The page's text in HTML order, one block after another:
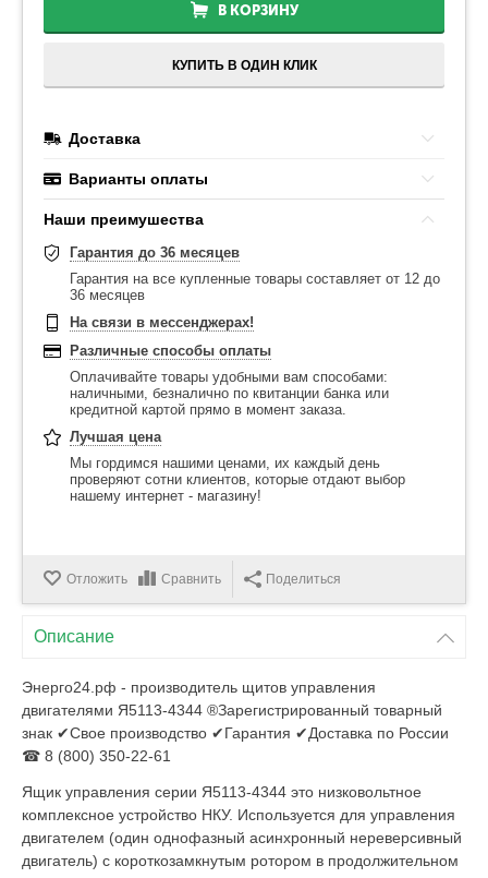
В КОРЗИНУ
КУПИТЬ В ОДИН КЛИК
Доставка
Варианты оплаты
Наши преимушества
Гарантия до 36 месяцев
Гарантия на все купленные товары составляет от 12 до
36 месяцев
На связи в мессенджерах!
Различные способы оплаты
Оплачивайте товары удобными вам способами:
наличными, безналично по квитанции банка или
кредитной картой прямо в момент заказа.
Лучшая цена
Мы гордимся нашими ценами, их каждый день
проверяют сотни клиентов, которые отдают выбор
нашему интернет - магазину!
Отложить Сравнить Поделиться
Описание
Энерго24.рф - производитель щитов управления
двигателями Я5113-4344 ®Зарегистрированный товарный
знак ✔Свое производство ✔Гарантия ✔Доставка по России
☎ 8 (800) 350-22-61
Ящик управления серии Я5113-4344 это низковольтное
комплексное устройство НКУ. Используется для управления
двигателем (один однофазный асинхронный нереверсивный
двигатель) с короткозамкнутым ротором в продолжительном